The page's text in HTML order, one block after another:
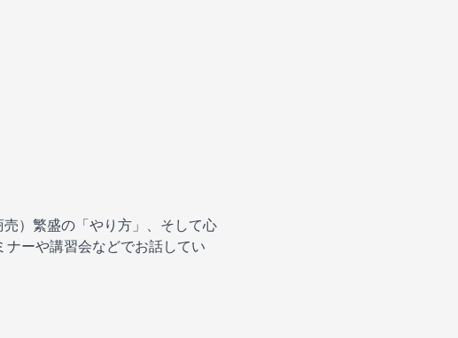
）繁盛の「やり方」、そして心
ーや講習会などでお話してい